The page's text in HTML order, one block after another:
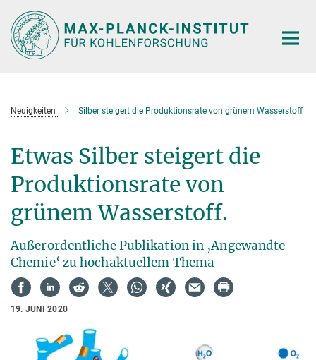
Hauptinhalt
Neuigkeiten Silber steigert die Produktionsrate von grünem Wasserstoff
Etwas Silber steigert die
Produktionsrate von
grünem Wasserstoff.
Außerordentliche Publikation in ‚Angewandte
Chemie‘ zu hochaktuellem Thema
19. JUNI 2020